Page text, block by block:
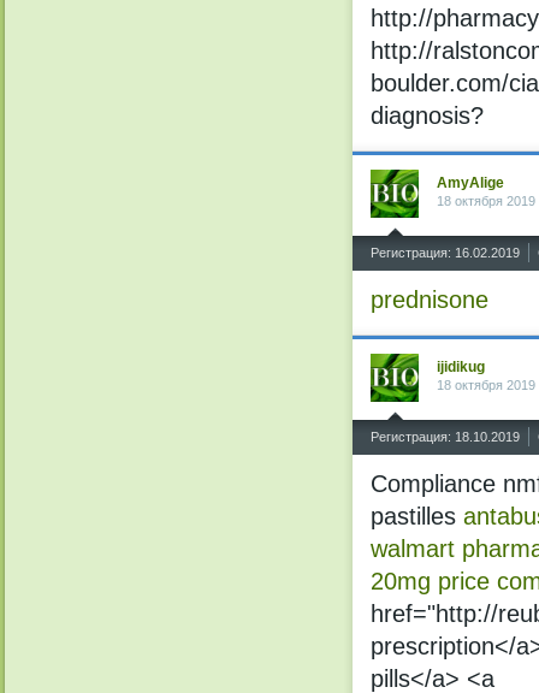
http://
http://
boulder.com/
diagnosis?
AmyAlige
18 октября 2019
Регистрация: 16.02.2019
prednisone
ijidikug
18 октября 2019
Регистрация: 18.10.2019
Compliance
pastilles
walmart
20mg price
href="http://
prescription</
pills</a> <a